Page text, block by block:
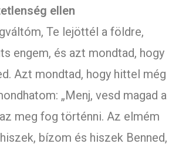
ellen
Te lejöttél a földre,
engem, és azt mondtad, hogy
Azt mondtad, hogy hittel még
„Menj, vesd magad a
meg fog történni. Az elmém
bízom és hiszek Benned,